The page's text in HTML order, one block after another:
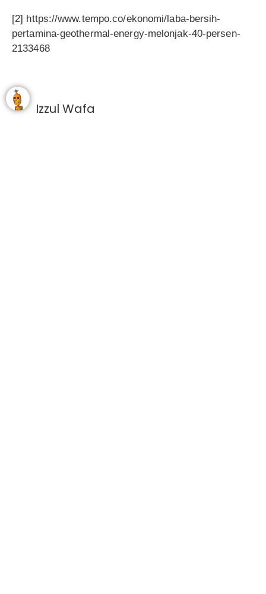
[2] https://www.tempo.co/ekonomi/laba-bersih-
pertamina-geothermal-energy-melonjak-40-persen-
2133468
Izzul Wafa